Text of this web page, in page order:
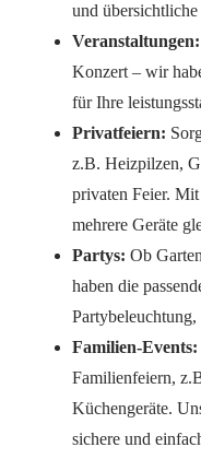
und
Veranstaltungen:
Konzert – wir
für Ihre
Privatfeiern:
z.B. Heizpilzen,
privaten Feier.
mehrere Geräte
Partys: Ob
haben die
Partybeleuchtung,
Familien-Events:
Familienfeiern,
Küchengeräte.
sichere und